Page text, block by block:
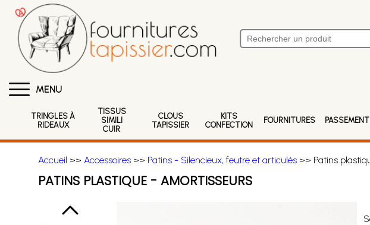
MENU
TRINGLES À
RIDEAUX
TISSUS
SIMILI
CUIR
CLOUS
TAPISSIER
KITS
CONFECTION
FOURNITURES
Accueil >> Accessoires>> Patins - Silencieux, feutre et articulés>> Patins
PATINS PLASTIQUE - AMORTISSEURS